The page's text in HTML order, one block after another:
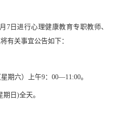
7日进行心理健康教育专职教师、
有关事宜公告如下：
期六）上午9：00—11:00。
日)全天。